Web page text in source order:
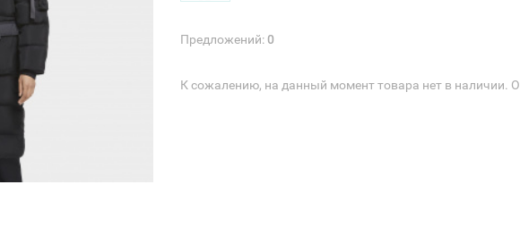
Предложений:0
К сожалению, на данный момент товара нет в наличии.